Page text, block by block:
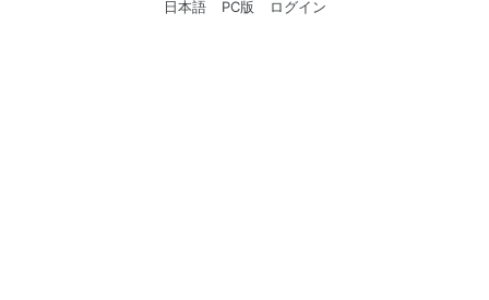
日本語 PC版 ログイン